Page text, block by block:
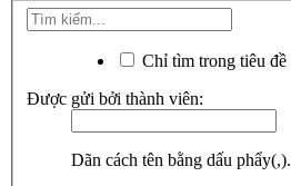
Chỉ tìm trong tiêu đề
Được gửi bởi thành viên:
Dãn cách tên bằng dấu phẩy(,).